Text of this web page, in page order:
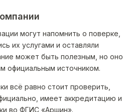
могут напомнить о поверке,
их услугами и оставляли
может быть полезным, но оно
официальным источником.
всё равно стоит проверить,
имеет аккредитацию и
во ФГИС «Аршин».